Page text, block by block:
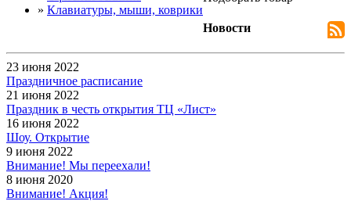
» Клавиатуры, мыши, коврики
Новости
23 июня 2022
Праздничное расписание
21 июня 2022
Праздник в честь открытия ТЦ «Лист»
16 июня 2022
Шоу. Открытие
9 июня 2022
Внимание! Мы переехали!
8 июня 2020
Внимание! Акция!